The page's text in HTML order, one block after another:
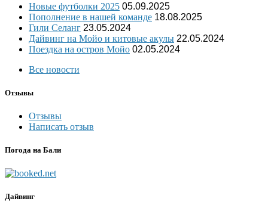
Новые футболки 2025 05.09.2025
Пополнение в нашей команде 18.08.2025
Гили Селанг 23.05.2024
Дайвинг на Мойо и китовые акулы 22.05.2024
Поездка на остров Мойо 02.05.2024
Все новости
Отзывы
Отзывы
Написать отзыв
Погода на Бали
Дайвинг